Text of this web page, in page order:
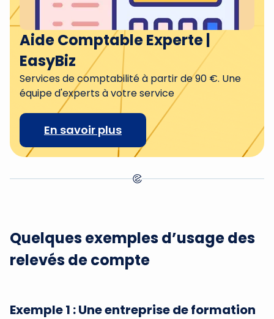
Aide Comptable Experte |
EasyBiz
Services de comptabilité à partir de 90 €. Une
équipe d'experts à votre service
En savoir plus
Quelques exemples d’usage des
relevés de compte
Exemple 1 : Une entreprise de formation